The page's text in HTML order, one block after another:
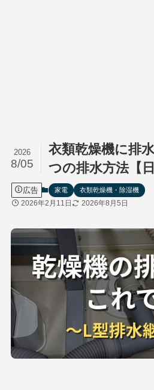
衣類乾燥機に排
つの排水方法【
2026
8/05
広告 家電 衣類乾燥機・除湿機
2026年2月11日 2026年8月5日